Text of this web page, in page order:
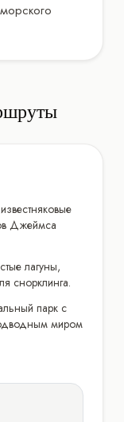
Джеймса
лагуны,
снорклинга.
парк с
миром